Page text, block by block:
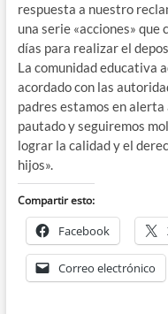
respuesta a nuestro
una serie «acciones» que
días para realizar el
La comunidad educativa
acordado con las
padres estamos en
pautado y seguiremos
lograr la calidad y el
hijos».
Compartir esto:
Facebook
Correo electrónico